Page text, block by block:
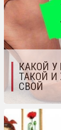
КАКОЙ У
ТАКОЙ И
СВОЙ